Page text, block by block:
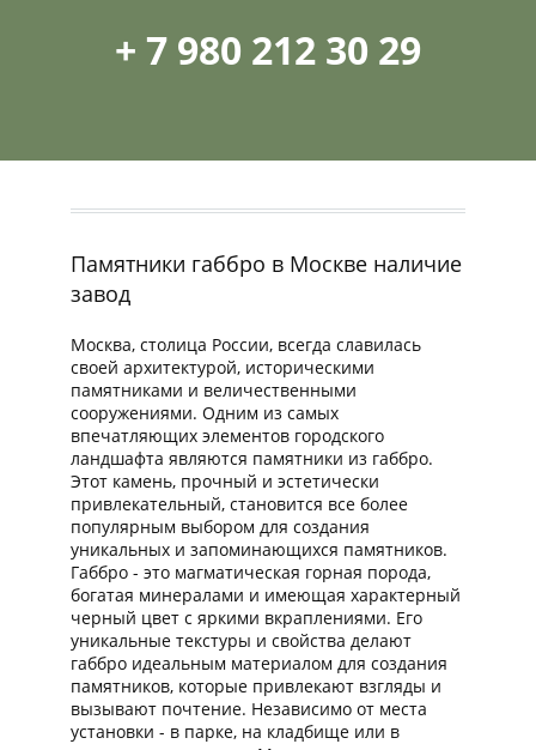
+ 7 980 212 30 29
Памятники габбро в Москве наличие
завод
Москва, столица России, всегда славилась
своей архитектурой, историческими
памятниками и величественными
сооружениями. Одним из самых
впечатляющих элементов городского
ландшафта являются памятники из габбро.
Этот камень, прочный и эстетически
привлекательный, становится все более
популярным выбором для создания
уникальных и запоминающихся памятников.
Габбро - это магматическая горная порода,
богатая минералами и имеющая характерный
черный цвет с яркими вкраплениями. Его
уникальные текстуры и свойства делают
габбро идеальным материалом для создания
памятников, которые привлекают взгляды и
вызывают почтение. Независимо от места
установки - в парке, на кладбище или в